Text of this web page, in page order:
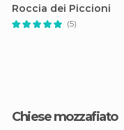
Roccia dei Piccioni
(5)
Chiese mozzafiato